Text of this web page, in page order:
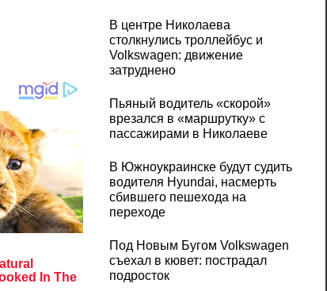
В центре Николаева
столкнулись троллейбус и
Volkswagen: движение
затруднено
Пьяный водитель «скорой»
врезался в «маршрутку» с
пассажирами в Николаеве
В Южноукраинске будут судить
водителя Hyundai, насмерть
сбившего пешехода на
переходе
Под Новым Бугом Volkswagen
съехал в кювет: пострадал
подросток